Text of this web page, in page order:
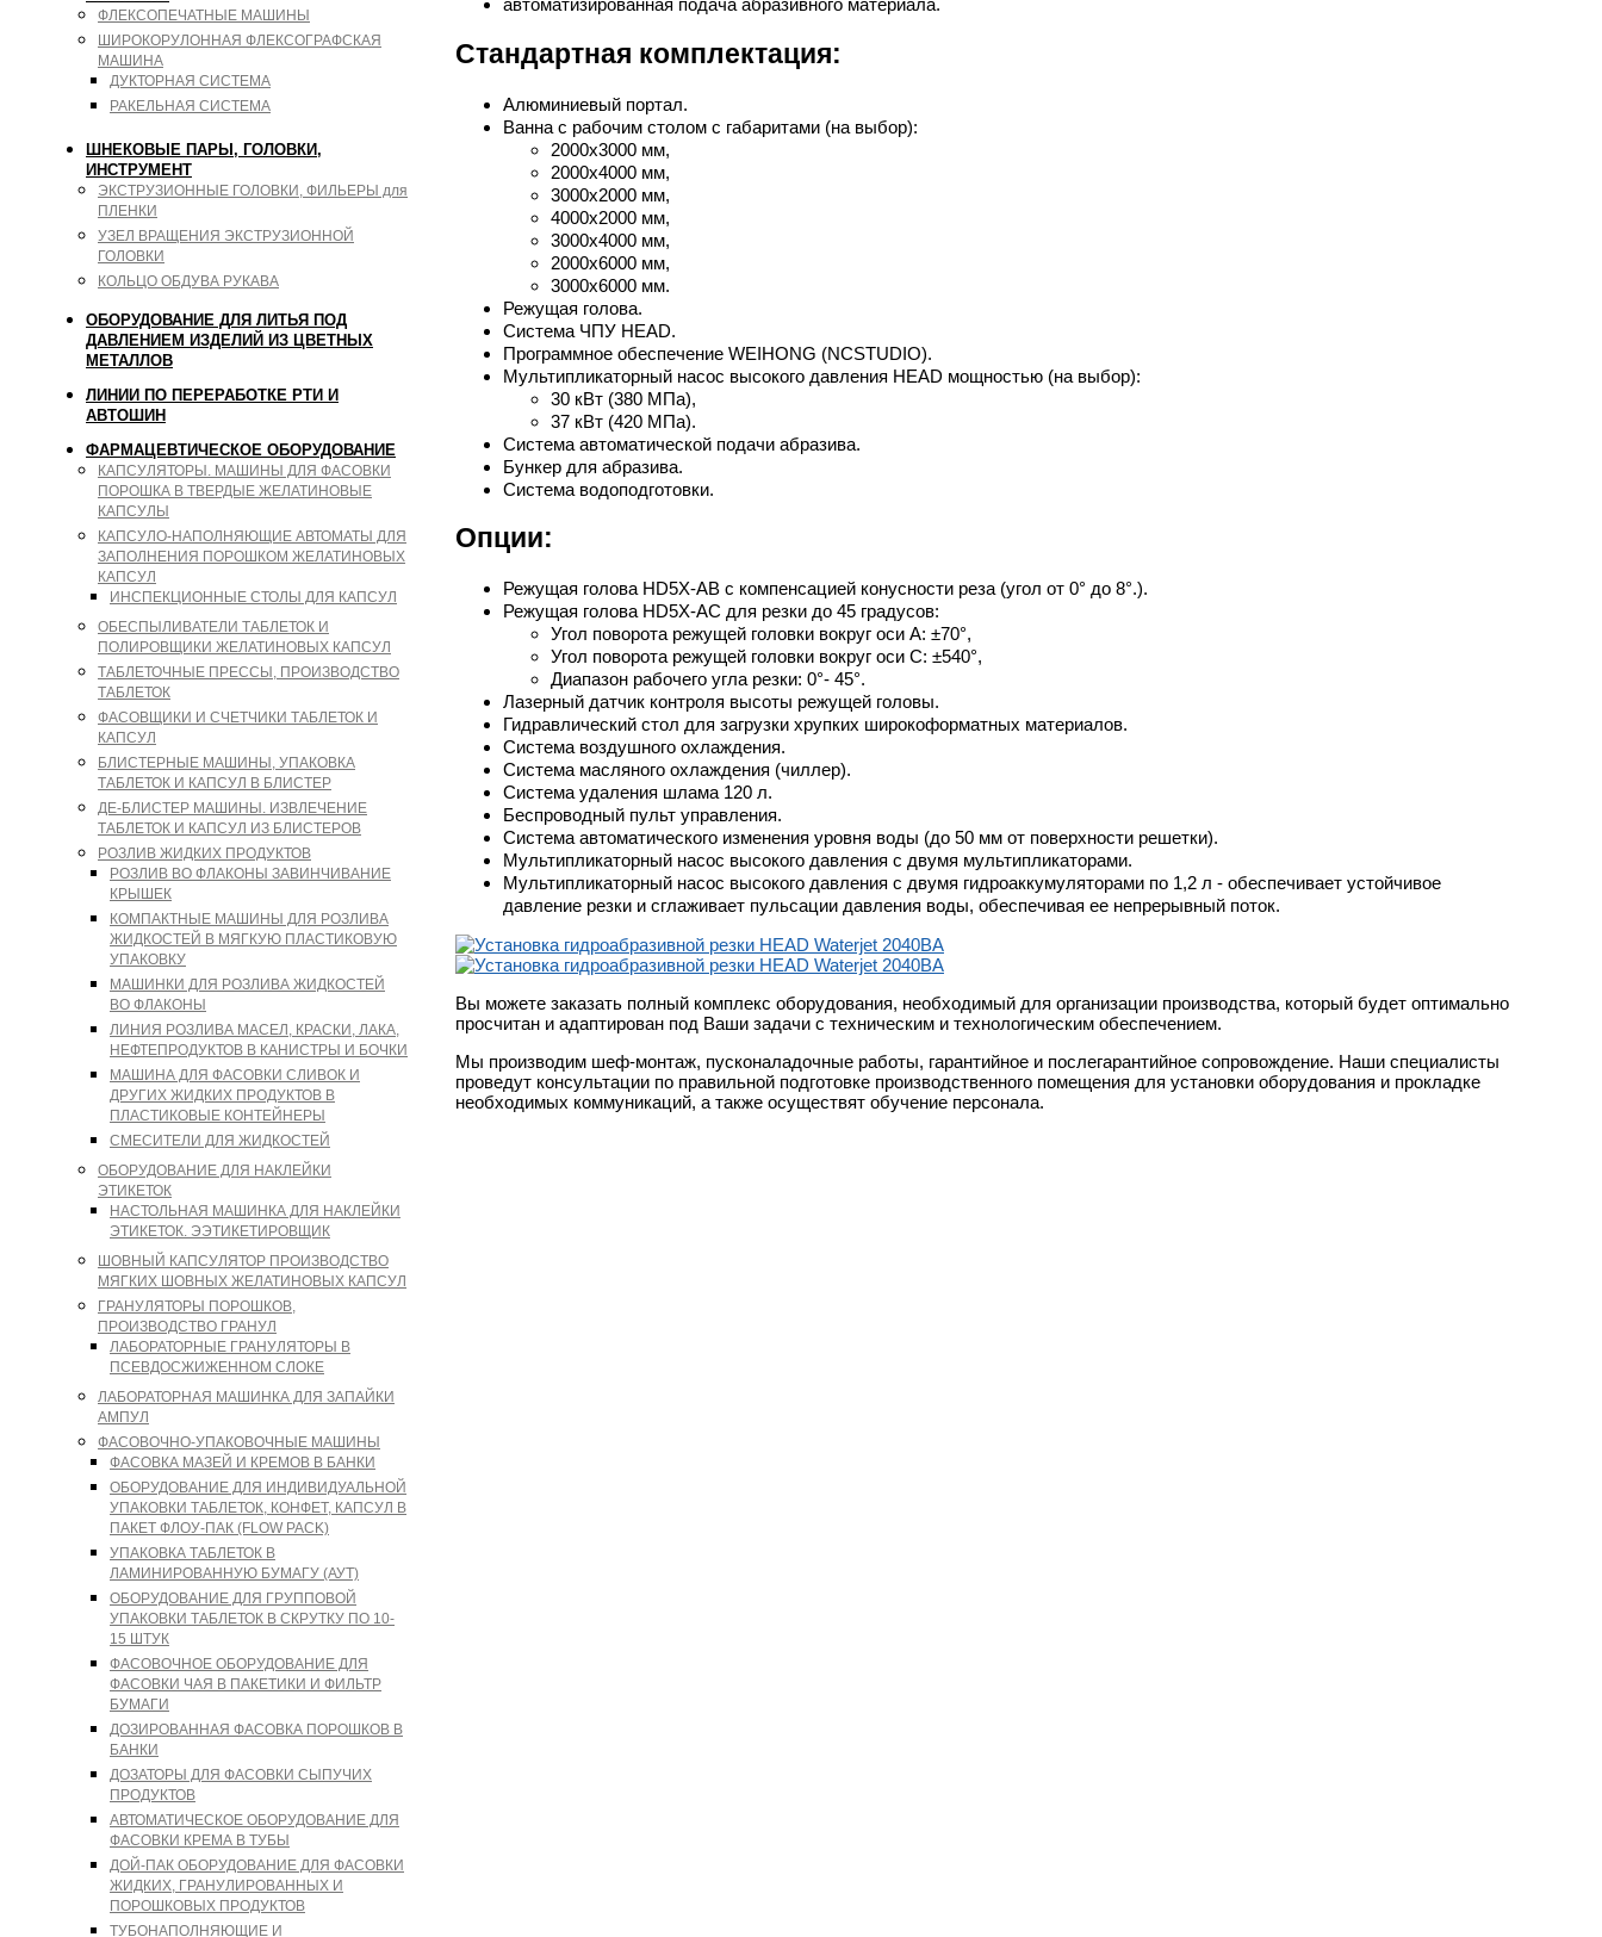
ФЛЕКСОПЕЧАТНЫЕ МАШИНЫ
ШИРОКОРУЛОННАЯ ФЛЕКСОГРАФСКАЯ
МАШИНА
ДУКТОРНАЯ СИСТЕМА
РАКЕЛЬНАЯ СИСТЕМА
ШНЕКОВЫЕ ПАРЫ, ГОЛОВКИ,
ИНСТРУМЕНТ
ЭКСТРУЗИОННЫЕ ГОЛОВКИ, ФИЛЬЕРЫ для
ПЛЕНКИ
УЗЕЛ ВРАЩЕНИЯ ЭКСТРУЗИОННОЙ
ГОЛОВКИ
КОЛЬЦО ОБДУВА РУКАВА
ОБОРУДОВАНИЕ ДЛЯ ЛИТЬЯ ПОД
ДАВЛЕНИЕМ ИЗДЕЛИЙ ИЗ ЦВЕТНЫХ
МЕТАЛЛОВ
ЛИНИИ ПО ПЕРЕРАБОТКЕ РТИ И
АВТОШИН
ФАРМАЦЕВТИЧЕСКОЕ ОБОРУДОВАНИЕ
КАПСУЛЯТОРЫ. МАШИНЫ ДЛЯ ФАСОВКИ
ПОРОШКА В ТВЕРДЫЕ ЖЕЛАТИНОВЫЕ
КАПСУЛЫ
КАПСУЛО-НАПОЛНЯЮЩИЕ АВТОМАТЫ ДЛЯ
ЗАПОЛНЕНИЯ ПОРОШКОМ ЖЕЛАТИНОВЫХ
КАПСУЛ
ИНСПЕКЦИОННЫЕ СТОЛЫ ДЛЯ КАПСУЛ
ОБЕСПЫЛИВАТЕЛИ ТАБЛЕТОК И
ПОЛИРОВЩИКИ ЖЕЛАТИНОВЫХ КАПСУЛ
ТАБЛЕТОЧНЫЕ ПРЕССЫ, ПРОИЗВОДСТВО
ТАБЛЕТОК
ФАСОВЩИКИ И СЧЕТЧИКИ ТАБЛЕТОК И
КАПСУЛ
БЛИСТЕРНЫЕ МАШИНЫ, УПАКОВКА
ТАБЛЕТОК И КАПСУЛ В БЛИСТЕР
ДЕ-БЛИСТЕР МАШИНЫ. ИЗВЛЕЧЕНИЕ
ТАБЛЕТОК И КАПСУЛ ИЗ БЛИСТЕРОВ
РОЗЛИВ ЖИДКИХ ПРОДУКТОВ
РОЗЛИВ ВО ФЛАКОНЫ ЗАВИНЧИВАНИЕ
КРЫШЕК
КОМПАКТНЫЕ МАШИНЫ ДЛЯ РОЗЛИВА
ЖИДКОСТЕЙ В МЯГКУЮ ПЛАСТИКОВУЮ
УПАКОВКУ
МАШИНКИ ДЛЯ РОЗЛИВА ЖИДКОСТЕЙ
ВО ФЛАКОНЫ
ЛИНИЯ РОЗЛИВА МАСЕЛ, КРАСКИ, ЛАКА,
НЕФТЕПРОДУКТОВ В КАНИСТРЫ И БОЧКИ
МАШИНА ДЛЯ ФАСОВКИ СЛИВОК И
ДРУГИХ ЖИДКИХ ПРОДУКТОВ В
ПЛАСТИКОВЫЕ КОНТЕЙНЕРЫ
СМЕСИТЕЛИ ДЛЯ ЖИДКОСТЕЙ
ОБОРУДОВАНИЕ ДЛЯ НАКЛЕЙКИ
ЭТИКЕТОК
НАСТОЛЬНАЯ МАШИНКА ДЛЯ НАКЛЕЙКИ
ЭТИКЕТОК. ЭЭТИКЕТИРОВЩИК
ШОВНЫЙ КАПСУЛЯТОР ПРОИЗВОДСТВО
МЯГКИХ ШОВНЫХ ЖЕЛАТИНОВЫХ КАПСУЛ
ГРАНУЛЯТОРЫ ПОРОШКОВ,
ПРОИЗВОДСТВО ГРАНУЛ
ЛАБОРАТОРНЫЕ ГРАНУЛЯТОРЫ В
ПСЕВДОСЖИЖЕННОМ СЛОКЕ
ЛАБОРАТОРНАЯ МАШИНКА ДЛЯ ЗАПАЙКИ
АМПУЛ
ФАСОВОЧНО-УПАКОВОЧНЫЕ МАШИНЫ
ФАСОВКА МАЗЕЙ И КРЕМОВ В БАНКИ
ОБОРУДОВАНИЕ ДЛЯ ИНДИВИДУАЛЬНОЙ
УПАКОВКИ ТАБЛЕТОК, КОНФЕТ, КАПСУЛ В
ПАКЕТ ФЛОУ-ПАК (FLOW PACK)
УПАКОВКА ТАБЛЕТОК В
ЛАМИНИРОВАННУЮ БУМАГУ (АУТ)
ОБОРУДОВАНИЕ ДЛЯ ГРУППОВОЙ
УПАКОВКИ ТАБЛЕТОК В СКРУТКУ ПО 10-
15 ШТУК
ФАСОВОЧНОЕ ОБОРУДОВАНИЕ ДЛЯ
ФАСОВКИ ЧАЯ В ПАКЕТИКИ И ФИЛЬТР
БУМАГИ
ДОЗИРОВАННАЯ ФАСОВКА ПОРОШКОВ В
БАНКИ
ДОЗАТОРЫ ДЛЯ ФАСОВКИ СЫПУЧИХ
ПРОДУКТОВ
АВТОМАТИЧЕСКОЕ ОБОРУДОВАНИЕ ДЛЯ
ФАСОВКИ КРЕМА В ТУБЫ
ДОЙ-ПАК ОБОРУДОВАНИЕ ДЛЯ ФАСОВКИ
ЖИДКИХ, ГРАНУЛИРОВАННЫХ И
ПОРОШКОВЫХ ПРОДУКТОВ
ТУБОНАПОЛНЯЮЩИЕ И
автоматизированная подача абразивного материала.
Стандартная комплектация:
Алюминиевый портал.
Ванна с рабочим столом с габаритами (на выбор):
2000х3000 мм,
2000х4000 мм,
3000х2000 мм,
4000х2000 мм,
3000х4000 мм,
2000х6000 мм,
3000х6000 мм.
Режущая голова.
Система ЧПУ HEAD.
Программное обеспечение WEIHONG (NCSTUDIO).
Мультипликаторный насос высокого давления HEAD мощностью (на выбор):
30 кВт (380 МПа),
37 кВт (420 МПа).
Система автоматической подачи абразива.
Бункер для абразива.
Система водоподготовки.
Опции:
Режущая голова HD5X-АВ с компенсацией конусности реза (угол от 0° до 8°.).
Режущая голова HD5X-AС для резки до 45 градусов:
Угол поворота режущей головки вокруг оси А: ±70°,
Угол поворота режущей головки вокруг оси С: ±540°,
Диапазон рабочего угла резки: 0°- 45°.
Лазерный датчик контроля высоты режущей головы.
Гидравлический стол для загрузки хрупких широкоформатных материалов.
Система воздушного охлаждения.
Система масляного охлаждения (чиллер).
Система удаления шлама 120 л.
Беспроводный пульт управления.
Система автоматического изменения уровня воды (до 50 мм от поверхности решетки).
Мультипликаторный насос высокого давления с двумя мультипликаторами.
Мультипликаторный насос высокого давления с двумя гидроаккумуляторами по 1,2 л - обеспечивает устойчивое
давление резки и сглаживает пульсации давления воды, обеспечивая ее непрерывный поток.
Вы можете заказать полный комплекс оборудования, необходимый для организации производства, который будет оптимально
просчитан и адаптирован под Ваши задачи с техническим и технологическим обеспечением.
Мы производим шеф-монтаж, пусконаладочные работы, гарантийное и послегарантийное сопровождение. Наши специалисты
проведут консультации по правильной подготовке производственного помещения для установки оборудования и прокладке
необходимых коммуникаций, а также осуществят обучение персонала.